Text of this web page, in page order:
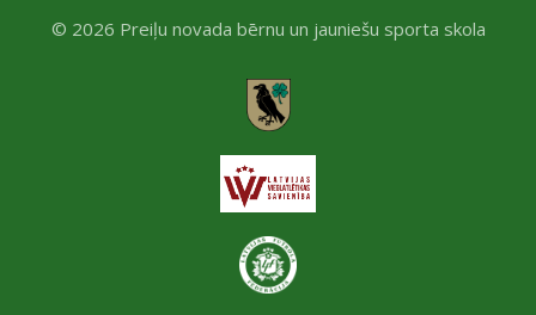
© 2026 Preiļu novada bērnu un jauniešu sporta skola